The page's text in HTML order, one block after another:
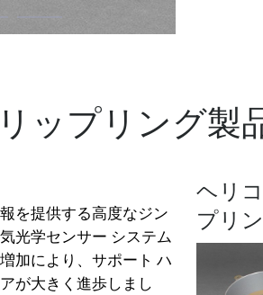
ップリング製
を提供する高度なジン
光学センサー システム
加により、サポート ハ
が大きく進歩しまし
ヘリ
プリ